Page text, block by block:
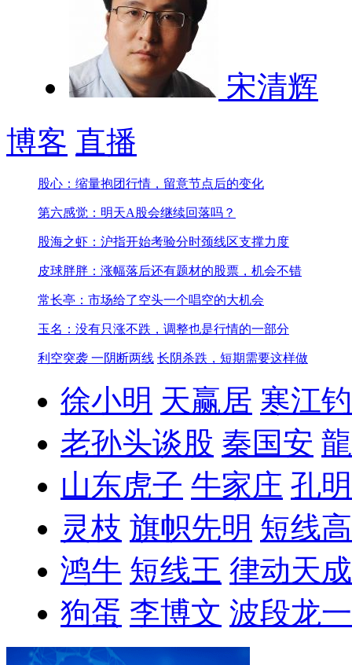
宋清辉
博客 直播
股心：缩量抱团行情，留意节点后的变化
第六感觉：明天A股会继续回落吗？
股海之虾：沪指开始考验分时颈线区支撑力度
皮球胖胖：涨幅落后还有题材的股票，机会不错
常长亭：市场给了空头一个唱空的大机会
玉名：没有只涨不跌，调整也是行情的一部分
利空突袭 一阴断两线 长阴杀跌，短期需要这样做
徐小明 天赢居 寒江
老孙头谈股 秦国安
山东虎子 牛家庄 孔
灵枝 旗帜先明 短线
鸿牛 短线王 律动天成
狗蛋 李博文 波段龙一